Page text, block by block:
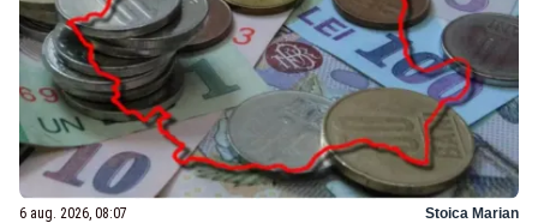
6 aug. 2026, 08:07 Stoica Marian